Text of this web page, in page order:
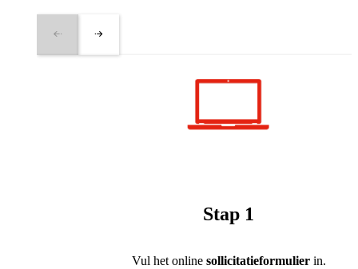
Stap 1
Vul het online sollicitatieformulierin.